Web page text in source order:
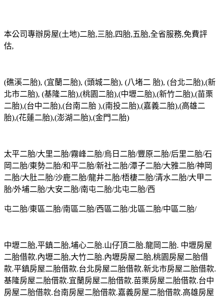
本公司專辦房屋(土地)二胎,三胎,四胎,五胎,全省服務,免費評
估,
(礁溪二胎), (宜蘭二胎), (頭城二胎), (八堵二 胎), (台北二胎),(新
北市二胎), (基隆二胎),(桃園二胎),(中壢二胎),(新竹二胎),(苗栗
二胎),(台中二胎),(台南二胎 ),(南投二胎),(嘉義二胎),(高雄二
胎),(花蓮二胎),(澎湖二胎),(金門二胎)
太平二胎/大里二胎/霧峰二胎/烏日二胎/豐原二胎/后里二胎/石
岡二胎/東勢二胎/和平二胎/新社二胎/潭子二胎/大雅二胎/神岡
二胎/大肚二胎/沙鹿二胎/龍井二胎/梧棲二胎/清水二胎/大甲二
胎/外埔二胎/大安二胎/南屯二胎/北屯二胎/西
屯二胎/東區二胎/南區二胎/西區二胎/北區二胎/中區二胎/
中壢二胎,平鎮二胎,埔心二胎.山仔頂二胎.龍岡二胎. 中壢房屋
二胎借款.內壢二胎,大竹二胎.內壢房屋二胎,桃園房屋二胎借
款.平鎮房屋二胎借款.台北房屋二胎借款.新北市房屋二胎借款.
基隆房屋二胎借款.宜蘭房屋二胎借款.苗栗房屋二胎借款.台中
房屋二胎借款.台南房屋二胎借款.嘉義房屋二胎借款.高雄房屋